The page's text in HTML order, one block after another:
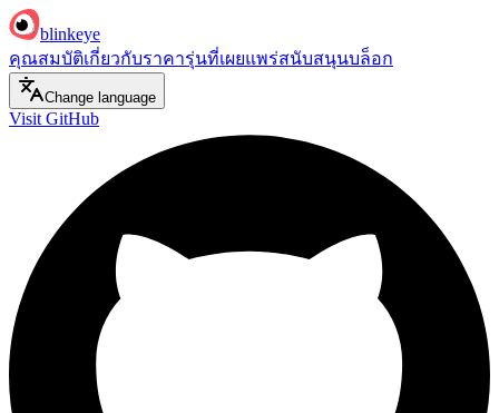
blinkeye
คุณสมบัติเกี่ยวกับราคารุ่นที่เผยแพร่สนับสนุนบล็อก
Change language
Visit GitHub